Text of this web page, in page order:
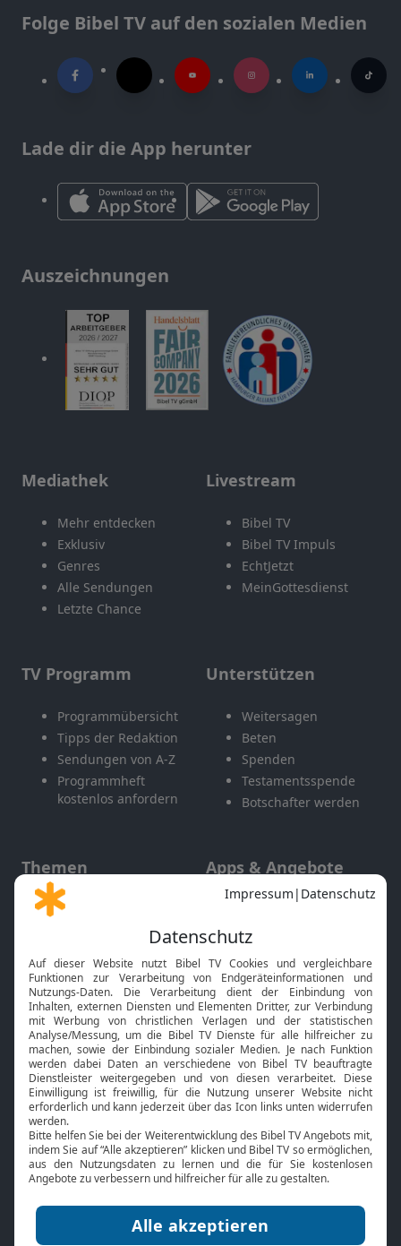
Folge Bibel TV auf den sozialen Medien
Lade dir die App herunter
Auszeichnungen
Mediathek
Mehr entdecken
Exklusiv
Genres
Alle Sendungen
Letzte Chance
Livestream
Bibel TV
Bibel TV Impuls
EchtJetzt
MeinGottesdienst
TV Programm
Programmübersicht
Tipps der Redaktion
Sendungen von A-Z
Programmheft
kostenlos anfordern
Unterstützen
Weitersagen
Beten
Spenden
Testamentsspende
Botschafter werden
Themen
Gott und Bibel erklärt
Neuigkeiten
Apps & Angebote
Mobile App
Smart TV
HbbTV
Bibelthek Online-Bibel
Nächster Gottesdienst
Bibel TV
Über uns
Jobs
Mediadaten
Service
Kontakt
TV-Empfang